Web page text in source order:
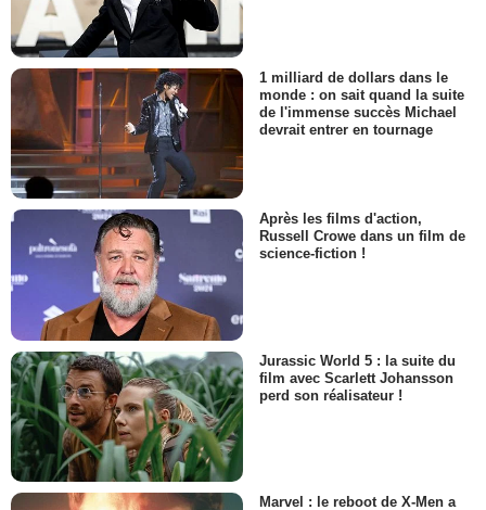
1 milliard de dollars dans le
monde : on sait quand la suite
de l'immense succès Michael
devrait entrer en tournage
Après les films d'action,
Russell Crowe dans un film de
science-fiction !
Jurassic World 5 : la suite du
film avec Scarlett Johansson
perd son réalisateur !
Marvel : le reboot de X-Men a